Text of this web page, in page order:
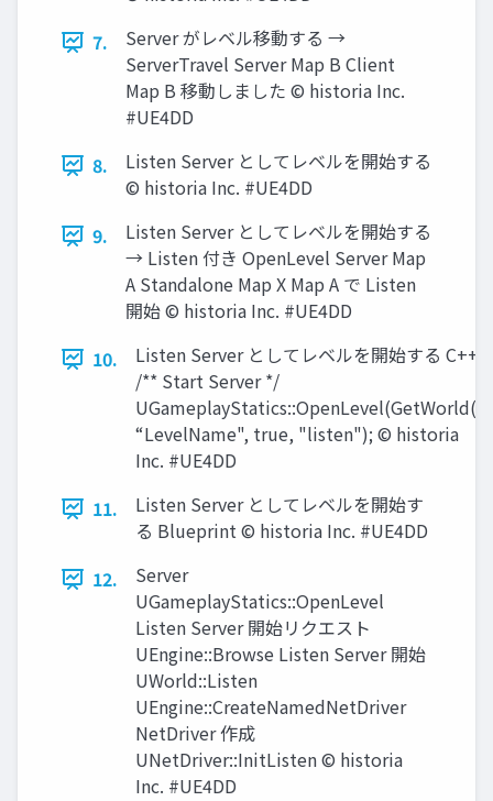
7.
Server がレベル移動する →
ServerTravel Server Map B Client
Map B 移動しました © historia Inc.
#UE4DD
8.
Listen Server としてレベルを開始する
© historia Inc. #UE4DD
9.
Listen Server としてレベルを開始する
→ Listen 付き OpenLevel Server Map
A Standalone Map X Map A で Listen
開始 © historia Inc. #UE4DD
10.
Listen Server としてレベルを開始する C++
/** Start Server */
UGameplayStatics::OpenLevel(GetWorld(),
“LevelName", true, "listen"); © historia
Inc. #UE4DD
11.
Listen Server としてレベルを開始す
る Blueprint © historia Inc. #UE4DD
12.
Server
UGameplayStatics::OpenLevel
Listen Server 開始リクエスト
UEngine::Browse Listen Server 開始
UWorld::Listen
UEngine::CreateNamedNetDriver
NetDriver 作成
UNetDriver::InitListen © historia
Inc. #UE4DD